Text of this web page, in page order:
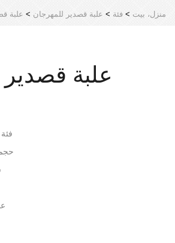
منزل، بيت > فئة > علبة قصدير للمهرجان > علبة
علبة قصدير
حجم